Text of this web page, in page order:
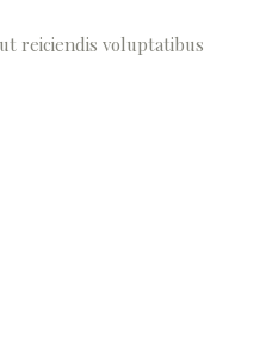
reiciendis voluptatibus